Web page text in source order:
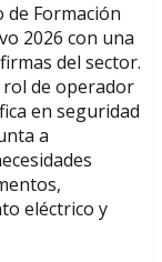
Formación
2026 con una
del sector.
rol de operador
en seguridad
a
eléctrico y